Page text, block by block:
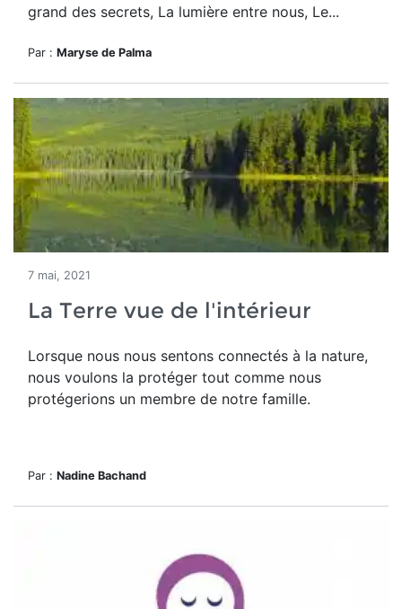
grand des secrets, La lumière entre nous, Le...
Par : Maryse de Palma
7 mai, 2021
La Terre vue de l'intérieur
Lorsque nous nous sentons connectés à la nature,
nous voulons la protéger tout comme nous
protégerions un membre de notre famille.
Par : Nadine Bachand